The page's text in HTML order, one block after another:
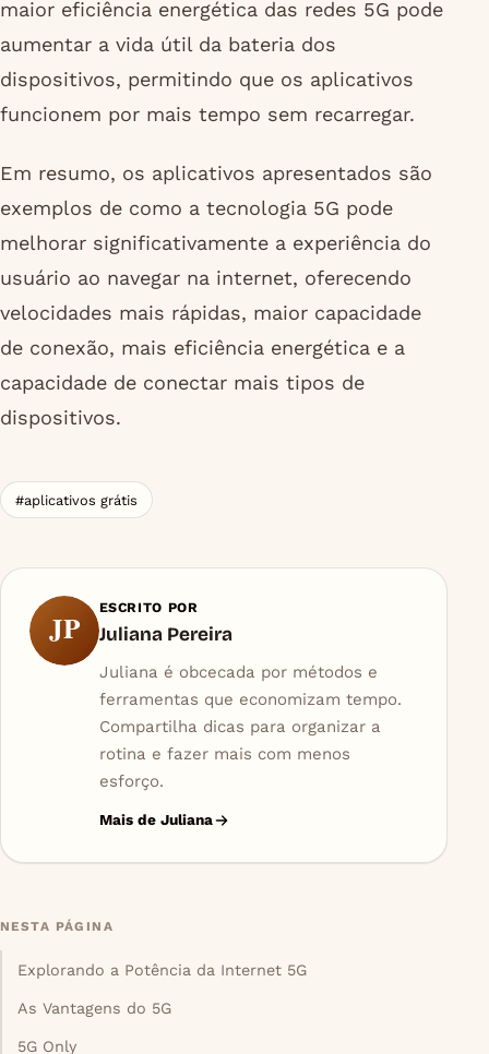
maior eficiência energética das redes 5G pode
aumentar a vida útil da bateria dos
dispositivos, permitindo que os aplicativos
funcionem por mais tempo sem recarregar.
Em resumo, os aplicativos apresentados são
exemplos de como a tecnologia 5G pode
melhorar significativamente a experiência do
usuário ao navegar na internet, oferecendo
velocidades mais rápidas, maior capacidade
de conexão, mais eficiência energética e a
capacidade de conectar mais tipos de
dispositivos.
#aplicativos grátis
JP
ESCRITO POR
Juliana Pereira
Juliana é obcecada por métodos e
ferramentas que economizam tempo.
Compartilha dicas para organizar a
rotina e fazer mais com menos
esforço.
Mais de Juliana
NESTA PÁGINA
Explorando a Potência da Internet 5G
As Vantagens do 5G
5G Only